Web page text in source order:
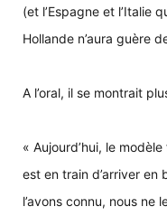
(et l’Espagne et l’Italie
Hollande n’aura guère
A l’oral, il se montrait
« Aujourd’hui, le
est en train d’arriver en
l’avons connu, nous ne